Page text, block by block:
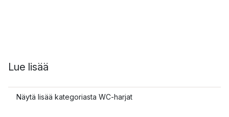
Lue lisää
Näytä lisää kategoriasta WC-harjat